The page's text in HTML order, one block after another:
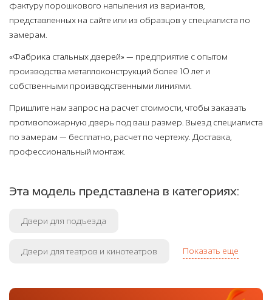
фактуру порошкового напыления из вариантов,
представленных на сайте или из образцов у специалиста по
замерам.
«Фабрика стальных дверей» — предприятие с опытом
производства металлоконструкций более 10 лет и
собственными производственными линиями.
Пришлите нам запрос на расчет стоимости, чтобы заказать
противопожарную дверь под ваш размер. Выезд специалиста
по замерам — бесплатно, расчет по чертежу. Доставка,
профессиональный монтаж.
Эта модель представлена в категориях:
Двери для подъезда
Двери для театров и кинотеатров Показать еще